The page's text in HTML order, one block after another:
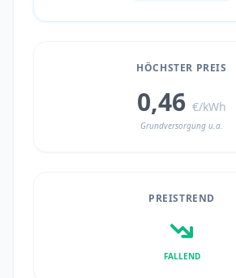
HÖCHSTER PREIS
0,46 €/kWh
Grundversorgung u.a.
PREISTREND
FALLEND